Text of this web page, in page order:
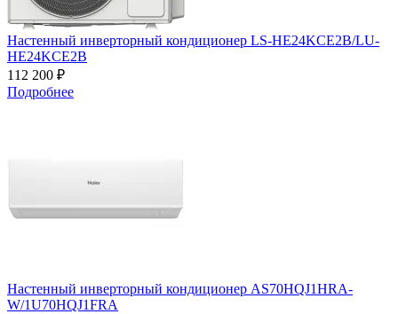
Настенный инверторный кондиционер LS-HE24KCE2B/LU-
HE24KCE2B
112 200 ₽
Подробнее
Настенный инверторный кондиционер AS70HQJ1HRA-
W/1U70HQJ1FRA